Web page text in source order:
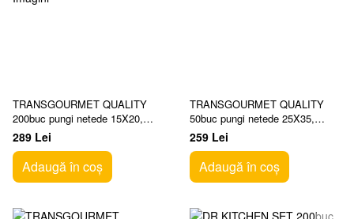
TRANSGOURMET QUALITY
200buc pungi netede 15X20,
5948556015442
289 Lei
Adaugă în coș
TRANSGOURMET QUALITY
50buc pungi netede 25X35,
5948556015459
259 Lei
Adaugă în coș